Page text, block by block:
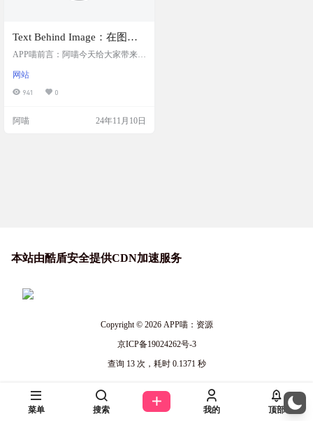
Text Behind Image：在图像
背后添加文本的开源设计工
色、位置、粗细、不透明
度、旋转和重复等多种自定
APP喵前言：阿喵今天给大家带来了
ehind Image。这个工具能让你轻松地
在照片里的任何物体后面加上文
调整位置、粗细、不透明度，甚至
网站
941 0
阿喵 24年11月10日
本站由酷盾安全提供CDN加速服务
Copyright © 2026APP喵：资源
京ICP备19024262号-3
查询 13 次，耗时 0.1371 秒
菜单 搜索 我的 顶部